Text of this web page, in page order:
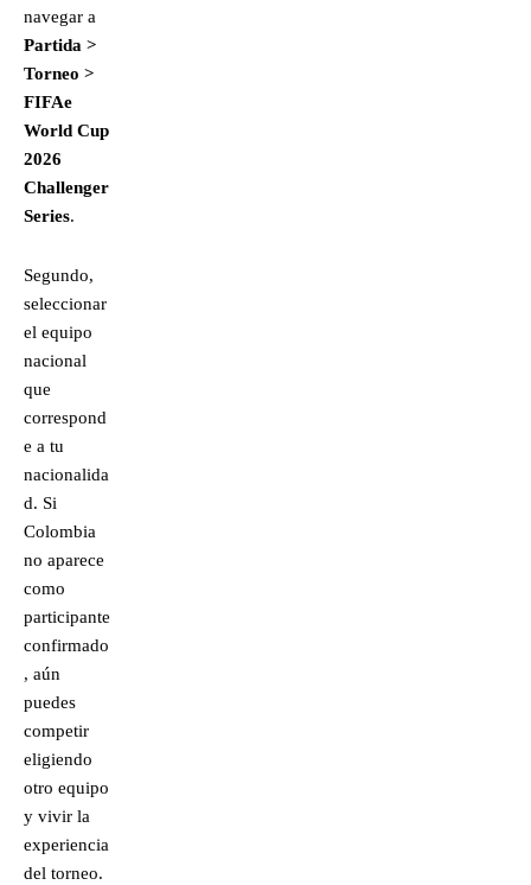
navegar a
Partida >
Torneo >
FIFAe
World Cup
2026
Challenger
Series.
Segundo,
seleccionar
el equipo
nacional
que
correspond
e a tu
nacionalida
d. Si
Colombia
no aparece
como
participante
confirmado
, aún
puedes
competir
eligiendo
otro equipo
y vivir la
experiencia
del torneo.